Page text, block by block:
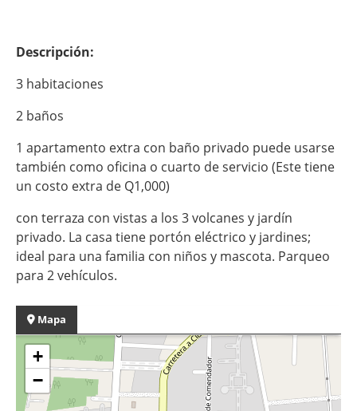
Descripción:
3 habitaciones
2 baños
1 apartamento extra con baño privado puede usarse
también como oficina o cuarto de servicio (Este tiene
un costo extra de Q1,000)
con terraza con vistas a los 3 volcanes y jardín
privado. La casa tiene portón eléctrico y jardines;
ideal para una familia con niños y mascota. Parqueo
para 2 vehículos.
Mapa
+
−